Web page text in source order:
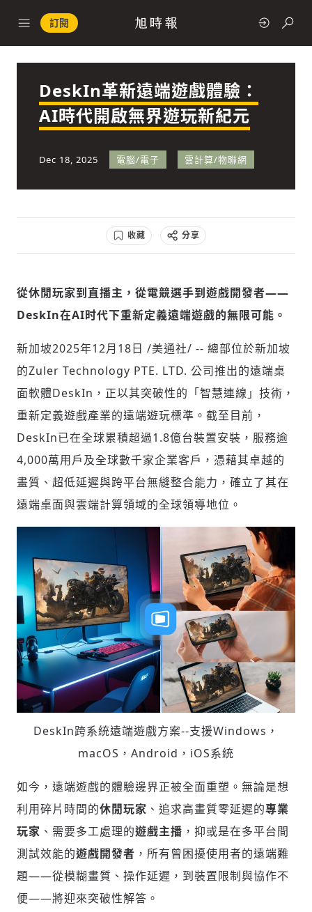
訂閱
政治
社會
人文
DeskIn革新遠端遊戲體驗：
AI時代開啟無界遊玩新紀元
Dec 18, 2025 電腦/電子 雲計算/物聯網
收藏 分享
從休閒玩家到直播主，從電競選手到遊戲開發者——
DeskIn在AI时代下重新定義遠端遊戲的無限可能。
新加坡2025年12月18日 /美通社/ -- 總部位於新加坡
的Zuler Technology PTE. LTD. 公司推出的遠端桌
面軟體DeskIn，正以其突破性的「智慧連線」技術，
重新定義遊戲產業的遠端遊玩標準。截至目前，
DeskIn已在全球累積超過1.8億台裝置安裝，服務逾
4,000萬用戶及全球數千家企業客戶，憑藉其卓越的
畫質、超低延遲與跨平台無縫整合能力，確立了其在
遠端桌面與雲端計算領域的全球領導地位。
DeskIn跨系統遠端遊戲方案--支援Windows，
macOS，Android，iOS系統
如今，遠端遊戲的體驗邊界正被全面重塑。無論是想
利用碎片時間的休閒玩家 、追求高畫質零延遲的專業
玩家 、需要多工處理的遊戲主播 ，抑或是在多平台間
測試效能的遊戲開發者 ，所有曾困擾使用者的遠端難
題——從模糊畫質、操作延遲，到裝置限制與協作不
便——將迎來突破性解答。